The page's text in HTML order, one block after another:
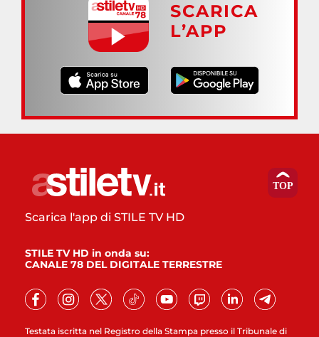
SCARICA
L’APP
Testata iscritta nel Registro della Stampa presso il Tribunale di
Scarica l'app di STILE TV HD
STILE TV HD in onda su:
CANALE 78 DEL DIGITALE TERRESTRE